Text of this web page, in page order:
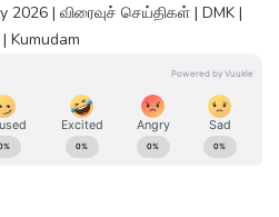
2026 | விரைவுச் செய்திகள் | DMK |
Kumudam